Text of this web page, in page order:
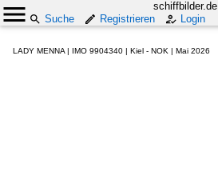
schiffbilder.de
Suche
Registrieren Login
LADY MENNA | IMO 9904340 | Kiel - NOK | Mai 2026